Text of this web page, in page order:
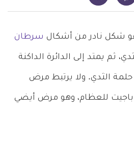
شكل نادر من أشكال سرطان
ثم يمتد إلى الدائرة الداكنة
الثدي. ولا يرتبط مرض
للعظام، وهو مرض أيضي